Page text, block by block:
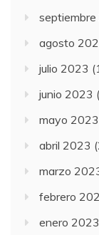
agosto
julio 2023
junio 2023
mayo 2023
abril 2023
marzo
febrero
enero 2023